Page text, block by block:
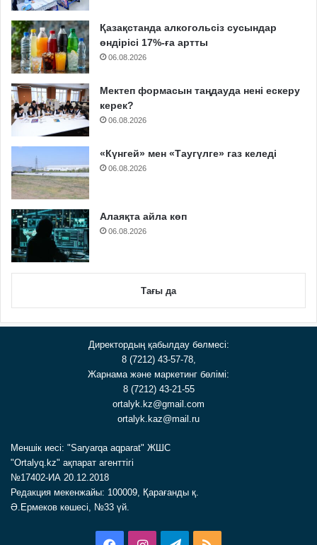
Қазақстанда алкогольсіз сусындар
өндірісі 17%-ға артты
06.08.2026
Мектеп формасын таңдауда нені ескеру
керек?
06.08.2026
«Күнгей» мен «Таугүлге» газ келеді
06.08.2026
Алаяқта айла көп
06.08.2026
Тағы да
Директордың қабылдау бөлмесі:
8 (7212) 43-57-78,
Жарнама және маркетинг бөлімі:
8 (7212) 43-21-55
ortalyk.kz@gmail.com
ortalyk.kaz@mail.ru
Меншік иесі: "Saryarqa aqparat" ЖШС
"Ortalyq.kz" ақпарат агенттігі
№17402-ИА 20.12.2018
Редакция мекенжайы: 100009, Қарағанды қ.
Ә.Ермеков көшесі, №33 үй.